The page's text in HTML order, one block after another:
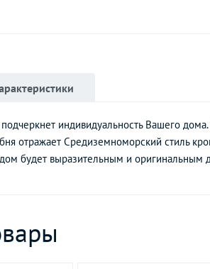
индивидуальность Вашего
отражает Средиземноморский стиль
будет выразительным и оригинальным